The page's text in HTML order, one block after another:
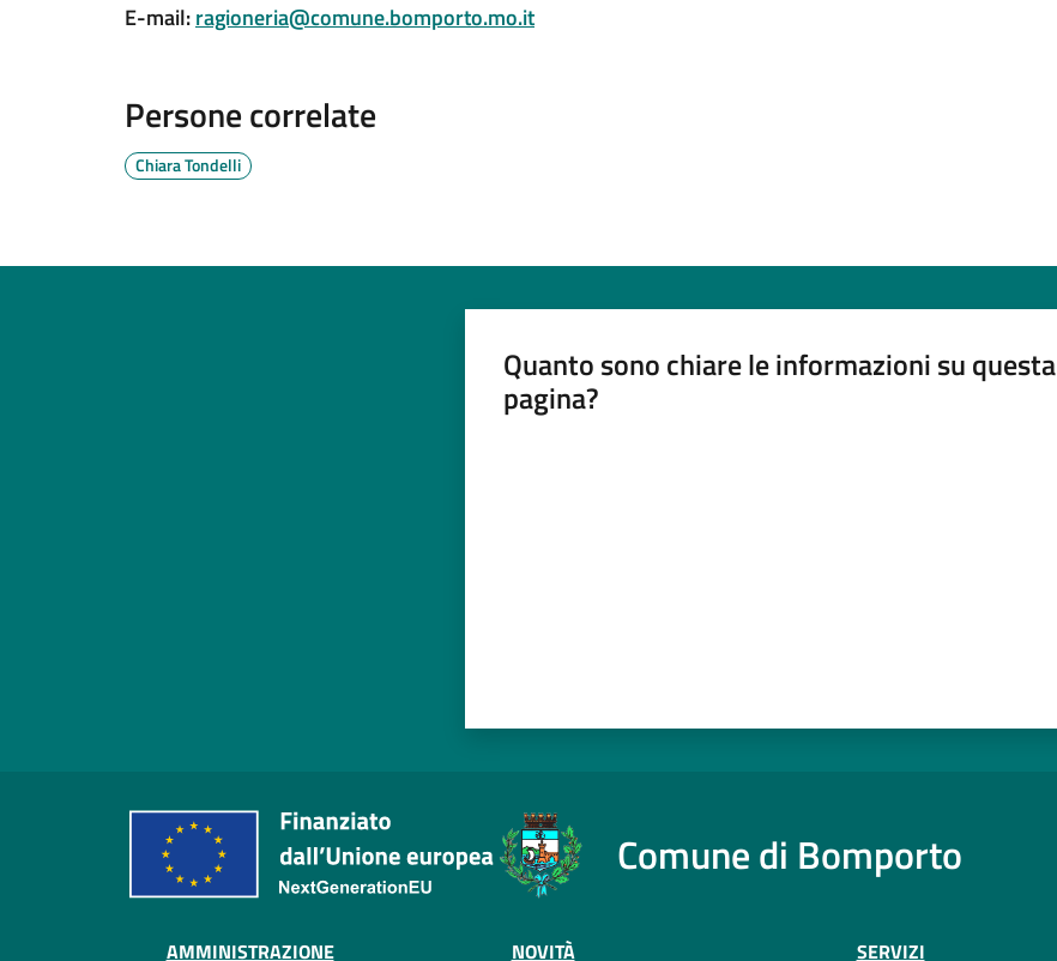
E-mail:ragioneria@comune.bomporto.mo.it
Persone correlate
Chiara Tondelli
Quanto sono chiare le informazioni su questa
pagina?
Comune di Bomporto
AMMINISTRAZIONE NOVITÀ SERVIZI